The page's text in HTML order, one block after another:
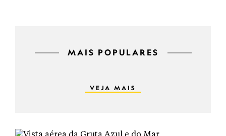
MAIS POPULARES
VEJA MAIS